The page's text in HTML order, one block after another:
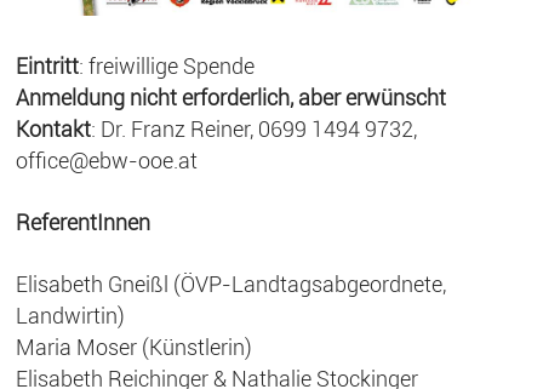
Eintritt: freiwillige Spende
Anmeldung nicht erforderlich, aber erwünscht
Kontakt: Dr. Franz Reiner, 0699 1494 9732,
office@ebw-ooe.at
ReferentInnen
Elisabeth Gneißl (ÖVP-Landtagsabgeordnete,
Landwirtin)
Maria Moser (Künstlerin)
Elisabeth Reichinger & Nathalie Stockinger